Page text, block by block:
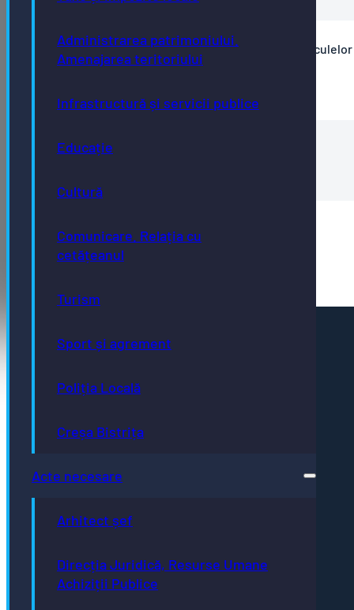
Administrarea patrimoniului.
Amenajarea teritoriului
Infrastructură și servicii publice
Educație
Cultură
Comunicare. Relația cu
cetățeanul
Turism
Sport și agrement
Poliția Locală
Creșa Bistrița
Acte necesare
Arhitect șef
Direcția Juridică, Resurse Umane
Achiziții Publice
Comunicat - ”Programul privind casarea autovehiculelor
uzate”
Comunicat
Comunicat de presă RABLA LOCAL
Comunicat-de-presa-1.pdf-RABLA-LOCAL
Adresă
Piaţa Centrală nr.6 Bistriţa, 420040